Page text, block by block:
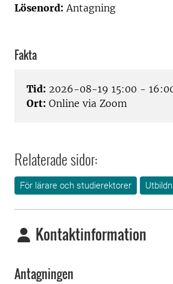
Lösenord: Antagning
Fakta
Tid: 2026-08-19 15:00 -
Ort: Online via Zoom
Relaterade sidor:
För lärare och studierektorer
Kontaktinformation
Antagningen